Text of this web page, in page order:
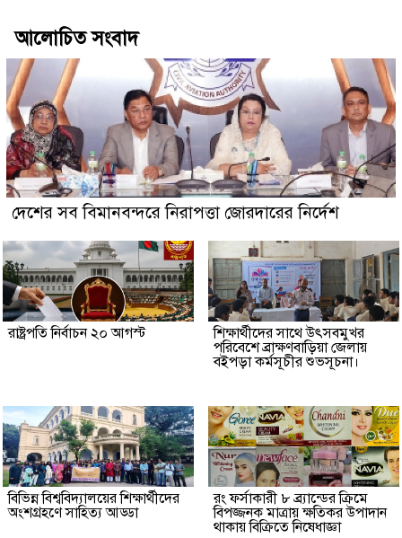
আলোচিত সংবাদ
দেশের সব বিমানবন্দরে নিরাপত্তা জোরদারের নির্দেশ
রাষ্ট্রপতি নির্বাচন ২০ আগস্ট
শিক্ষার্থীদের সাথে উৎসবমুখর
পরিবেশে ব্রাক্ষণবাড়িয়া জেলায়
বইপড়া কর্মসূচীর শুভসূচনা।
বিভিন্ন বিশ্ববিদ্যালয়ের শিক্ষার্থীদের
অংশগ্রহণে সাহিত্য আড্ডা
রং ফর্সাকারী ৮ ব্র্যান্ডের ক্রিমে
বিপজ্জনক মাত্রায় ক্ষতিকর উপাদান
থাকায় বিক্রিতে নিষেধাজ্ঞা